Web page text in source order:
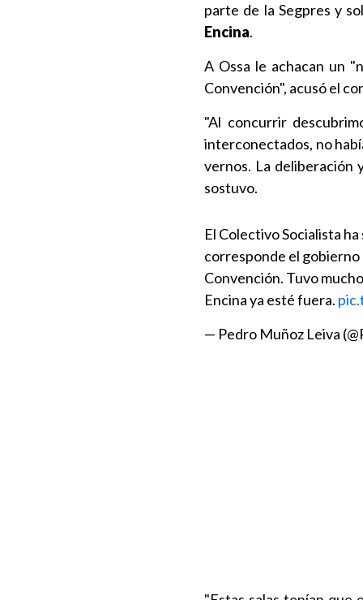
parte de la Segpres y
Encina.
A Ossa le achacan un
Convención", acusó el
"Al concurrir
interconectados, no
vernos. La deliberación
sostuvo.
El Colectivo Socialista
corresponde el
Convención. Tuvo
Encina ya esté fuera.
— Pedro Muñoz Leiva